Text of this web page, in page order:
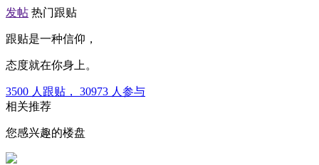
发帖 热门跟贴
跟贴是一种信仰，
态度就在你身上。
3500 人跟贴， 30973 人参与
相关推荐
您感兴趣的楼盘